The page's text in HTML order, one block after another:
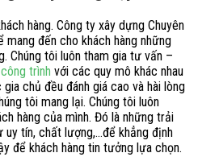
hàng. Công ty xây dựng Chuyên
mang đến cho khách hàng những
Chúng tôi luôn tham gia tư vấn –
công trình với các quy mô khác nhau
chủ đều đánh giá cao và hài lòng
tôi mang lại. Chúng tôi luôn
hàng của mình. Đó là những trải
tín, chất lượng,…để khẳng định
để khách hàng tin tưởng lựa chọn.